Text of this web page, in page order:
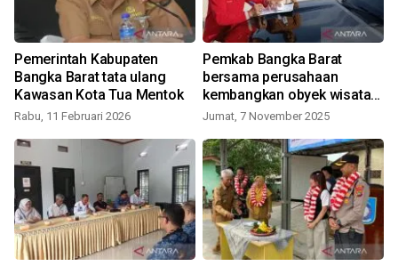
Pemerintah Kabupaten
Bangka Barat tata ulang
Kawasan Kota Tua Mentok
Rabu, 11 Februari 2026
Pemkab Bangka Barat
bersama perusahaan
kembangkan obyek wisata
Teluk Rubiah Mentok
Jumat, 7 November 2025